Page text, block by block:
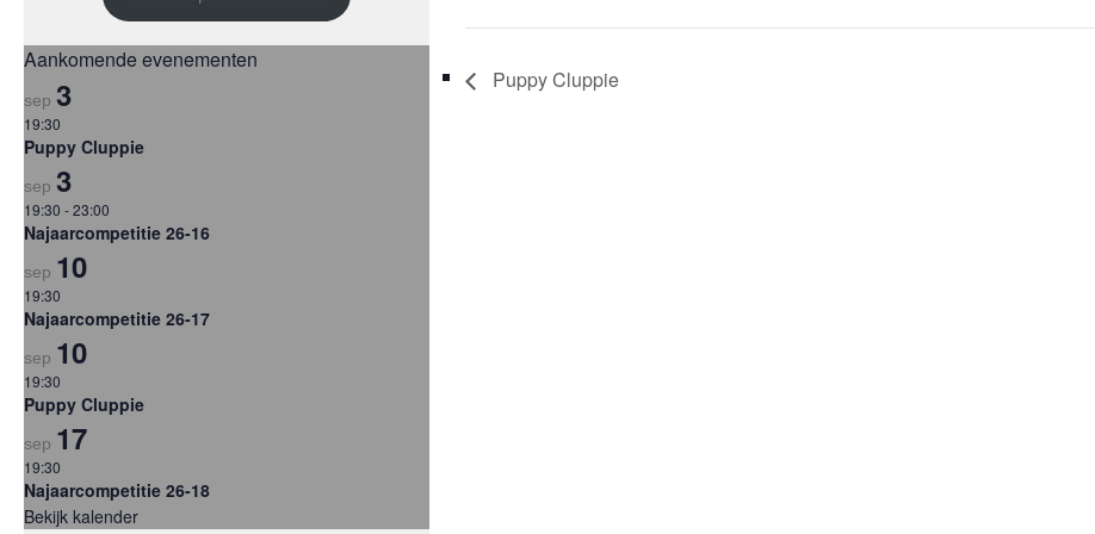
Puppy Cluppie
Aankomende evenementen
sep 3
19:30
Puppy Cluppie
sep 3
19:30 -23:00
Najaarcompetitie 26-16
sep 10
19:30
Najaarcompetitie 26-17
sep 10
19:30
Puppy Cluppie
sep 17
19:30
Najaarcompetitie 26-18
Bekijk kalender